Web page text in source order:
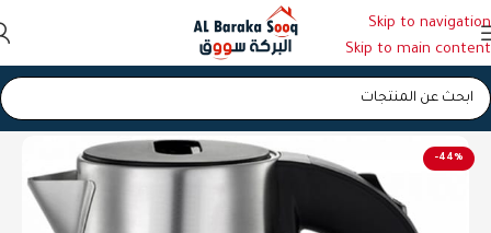
Skip to navigation
Skip to main content
الرئيسية/سخانات ماء
-44%